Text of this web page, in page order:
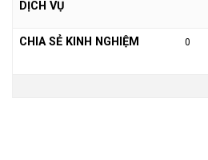
DỊCH VỤ
CHIA SẺ KINH NGHIỆM 0